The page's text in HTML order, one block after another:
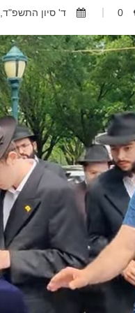
0 ד' סיון התשפ"ד, 10.06.2024,